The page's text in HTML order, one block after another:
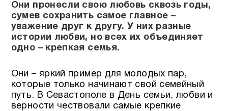
Они пронесли свою любовь сквозь годы,
сумев сохранить самое главное –
уважение друг к другу. У них разные
истории любви, но всех их объединяет
одно – крепкая семья.
Они – яркий пример для молодых пар,
которые только начинают свой семейный
путь. В Севастополе в День семьи, любви и
верности чествовали самые крепкие